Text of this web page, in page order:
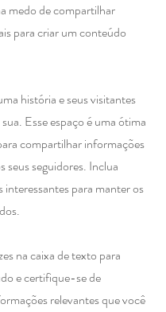
medo de compartilhar
para criar um conteúdo
história e seus visitantes
Esse espaço é uma ótima
compartilhar informações
seus seguidores. Inclua
interessantes para manter os
na caixa de texto para
e certifique-se de
relevantes que você